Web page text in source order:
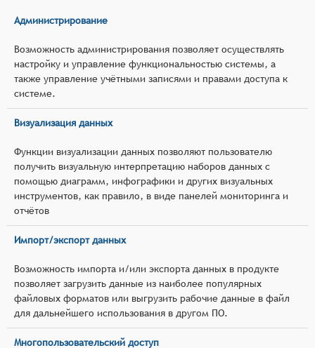
Администрирование
Возможность администрирования позволяет осуществлять
настройку и управление функциональностью системы, а
также управление учётными записями и правами доступа к
системе.
Визуализация данных
Функции визуализации данных позволяют пользователю
получить визуальную интерпретацию наборов данных с
помощью диаграмм, инфографики и других визуальных
инструментов, как правило, в виде панелей мониторинга и
отчётов
Импорт/экспорт данных
Возможность импорта и/или экспорта данных в продукте
позволяет загрузить данные из наиболее популярных
файловых форматов или выгрузить рабочие данные в файл
для дальнейшего использования в другом ПО.
Многопользовательский доступ